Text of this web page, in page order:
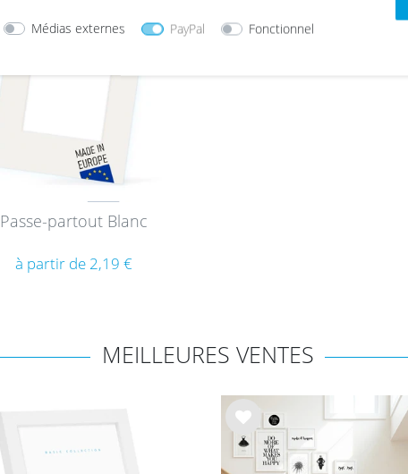
Passe-partout Blanc
à partir de 2,19 €
MEILLEURES VENTES
List
e de
Médias externes PayPal
Fonctionnel